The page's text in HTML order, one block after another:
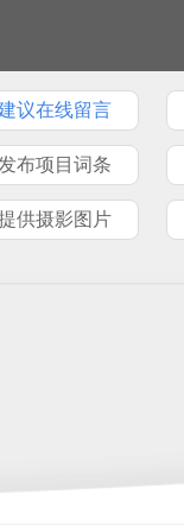
议在线留言
发布项目词条
供摄影图片